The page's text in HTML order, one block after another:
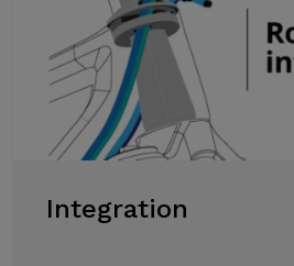
Integration